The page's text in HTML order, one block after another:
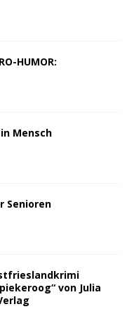
HUMOR:
Mensch
Senioren
von Julia